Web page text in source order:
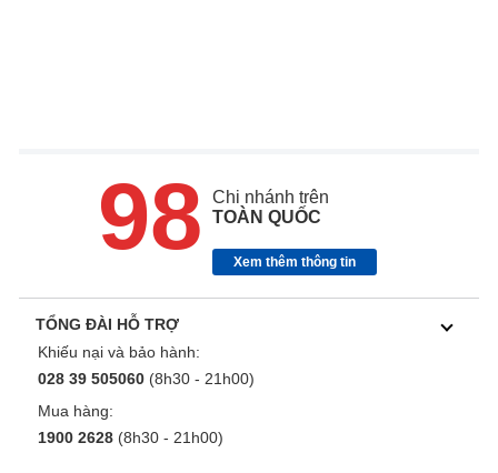
98
Chi nhánh trên
TOÀN QUỐC
Xem thêm thông tin
TỔNG ĐÀI HỖ TRỢ
Khiếu nại và bảo hành:
028 39 505060 (8h30 - 21h00)
Mua hàng:
1900 2628 (8h30 - 21h00)